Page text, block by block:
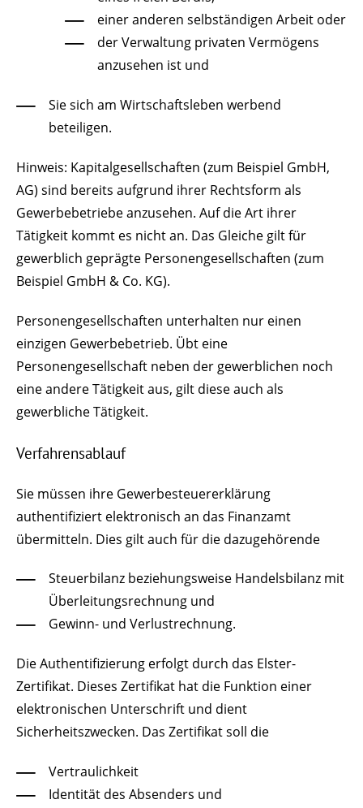
einer anderen selbständigen Arbeit oder
der Verwaltung privaten Vermögens
anzusehen ist und
Sie sich am Wirtschaftsleben werbend
beteiligen.
Hinweis: Kapitalgesellschaften (zum Beispiel GmbH,
AG) sind bereits aufgrund ihrer Rechtsform als
Gewerbebetriebe anzusehen. Auf die Art ihrer
Tätigkeit kommt es nicht an. Das Gleiche gilt für
gewerblich geprägte Personengesellschaften (zum
Beispiel GmbH & Co. KG).
Personengesellschaften unterhalten nur einen
einzigen Gewerbebetrieb. Übt eine
Personengesellschaft neben der gewerblichen noch
eine andere Tätigkeit aus, gilt diese auch als
gewerbliche Tätigkeit.
Verfahrensablauf
Sie müssen ihre Gewerbesteuererklärung
authentifiziert elektronisch an das Finanzamt
übermitteln. Dies gilt auch für die dazugehörende
Steuerbilanz beziehungsweise Handelsbilanz mit
Überleitungsrechnung und
Gewinn- und Verlustrechnung.
Die Authentifizierung erfolgt durch das Elster-
Zertifikat. Dieses Zertifikat hat die Funktion einer
elektronischen Unterschrift und dient
Sicherheitszwecken. Das Zertifikat soll die
Vertraulichkeit
Identität des Absenders und